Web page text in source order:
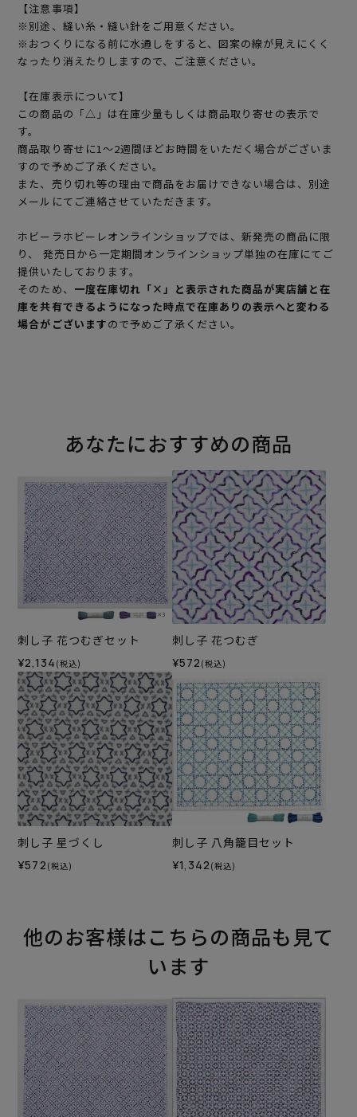
【注意事項】
※別途、縫い糸・縫い針をご用意ください。
※おつくりになる前に水通しをすると、図案の線が見えにくく
なったり消えたりしますので、ご注意ください。
【在庫表示について】
この商品の「△」は在庫少量もしくは商品取り寄せの表示で
す。
商品取り寄せに1～2週間ほどお時間をいただく場合がございま
すので予めご了承ください。
また、売り切れ等の理由で商品をお届けできない場合は、別途
メールにてご連絡させていただきます。
ホビーラホビーレオンラインショップでは、新発売の商品に限
り、 発売日から一定期間オンラインショップ単独の在庫にてご
提供いたしております。
そのため、 一度在庫切れ「×」と表示された商品が実店舗と在
庫を共有できるようになった時点で在庫ありの表示へと変わる
場合がございますので予めご了承ください。
あなたにおすすめの商品
刺し子 花つむぎセット
¥2,134 (税込)
刺し子 花つむぎ
¥572 (税込)
刺し子 星づくし
¥572 (税込)
刺し子 八角籠目セット
¥1,342 (税込)
他のお客様はこちらの商品も見て
います